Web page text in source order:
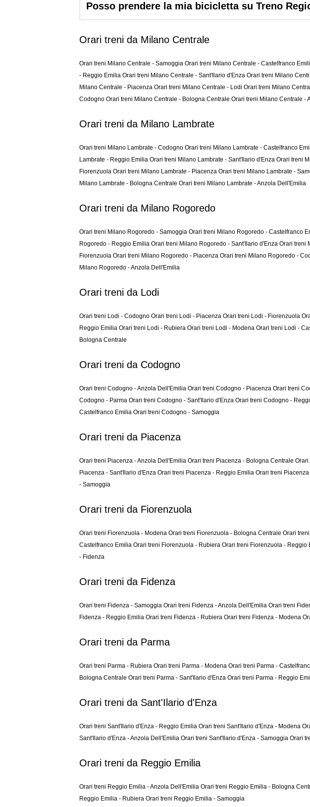
Posso prendere la mia bicicletta su Treno
Orari treni da Milano Centrale
Orari treni Milano Centrale - Samoggia Orari treni Milano Centrale - Castelfranco
- Reggio Emilia Orari treni Milano Centrale - Sant'Ilario d'Enza Orari treni Milano
Milano Centrale - Piacenza Orari treni Milano Centrale - Lodi Orari treni Milano
Codogno Orari treni Milano Centrale - Bologna Centrale Orari treni Milano Centrale -
Orari treni da Milano Lambrate
Orari treni Milano Lambrate - Codogno Orari treni Milano Lambrate - Castelfranco
Lambrate - Reggio Emilia Orari treni Milano Lambrate - Sant'Ilario d'Enza Orari treni
Fiorenzuola Orari treni Milano Lambrate - Piacenza Orari treni Milano Lambrate -
Milano Lambrate - Bologna Centrale Orari treni Milano Lambrate - Anzola Dell'Emilia
Orari treni da Milano Rogoredo
Orari treni Milano Rogoredo - Samoggia Orari treni Milano Rogoredo - Castelfranco
Rogoredo - Reggio Emilia Orari treni Milano Rogoredo - Sant'Ilario d'Enza Orari treni
Fiorenzuola Orari treni Milano Rogoredo - Piacenza Orari treni Milano Rogoredo -
Milano Rogoredo - Anzola Dell'Emilia
Orari treni da Lodi
Orari treni Lodi - Codogno Orari treni Lodi - Piacenza Orari treni Lodi - Fiorenzuola
Reggio Emilia Orari treni Lodi - Rubiera Orari treni Lodi - Modena Orari treni Lodi -
Bologna Centrale
Orari treni da Codogno
Orari treni Codogno - Anzola Dell'Emilia Orari treni Codogno - Piacenza Orari treni
Codogno - Parma Orari treni Codogno - Sant'Ilario d'Enza Orari treni Codogno -
Castelfranco Emilia Orari treni Codogno - Samoggia
Orari treni da Piacenza
Orari treni Piacenza - Anzola Dell'Emilia Orari treni Piacenza - Bologna Centrale Orari
Piacenza - Sant'Ilario d'Enza Orari treni Piacenza - Reggio Emilia Orari treni
- Samoggia
Orari treni da Fiorenzuola
Orari treni Fiorenzuola - Modena Orari treni Fiorenzuola - Bologna Centrale Orari
Castelfranco Emilia Orari treni Fiorenzuola - Rubiera Orari treni Fiorenzuola - Reggio
- Fidenza
Orari treni da Fidenza
Orari treni Fidenza - Samoggia Orari treni Fidenza - Anzola Dell'Emilia Orari treni
Fidenza - Reggio Emilia Orari treni Fidenza - Rubiera Orari treni Fidenza - Modena
Orari treni da Parma
Orari treni Parma - Rubiera Orari treni Parma - Modena Orari treni Parma -
Bologna Centrale Orari treni Parma - Sant'Ilario d'Enza Orari treni Parma - Reggio
Orari treni da Sant'Ilario d'Enza
Orari treni Sant'Ilario d'Enza - Reggio Emilia Orari treni Sant'Ilario d'Enza - Modena
Sant'Ilario d'Enza - Anzola Dell'Emilia Orari treni Sant'Ilario d'Enza - Samoggia Orari
Orari treni da Reggio Emilia
Orari treni Reggio Emilia - Anzola Dell'Emilia Orari treni Reggio Emilia - Bologna
Reggio Emilia - Rubiera Orari treni Reggio Emilia - Samoggia